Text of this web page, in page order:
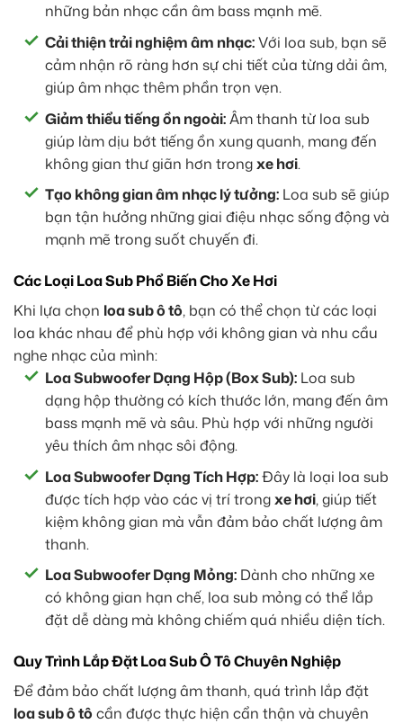
những bản nhạc cần âm bass mạnh mẽ.
Cải thiện trải nghiệm âm nhạc:Với loa sub, bạn sẽ
cảm nhận rõ ràng hơn sự chi tiết của từng dải âm,
giúp âm nhạc thêm phần trọn vẹn.
Giảm thiểu tiếng ồn ngoài:Âm thanh từ loa sub
giúp làm dịu bớt tiếng ồn xung quanh, mang đến
không gian thư giãn hơn trongxe hơi.
Tạo không gian âm nhạc lý tưởng: Loa sub sẽ giúp
bạn tận hưởng những giai điệu nhạc sống động và
mạnh mẽ trong suốt chuyến đi.
Các Loại Loa Sub Phổ Biến Cho Xe Hơi
Khi lựa chọn loa sub ô tô, bạn có thể chọn từ các loại
loa khác nhau để phù hợp với không gian và nhu cầu
nghe nhạc của mình:
Loa Subwoofer Dạng Hộp (Box Sub): Loa sub
dạng hộp thường có kích thước lớn, mang đến âm
bass mạnh mẽ và sâu. Phù hợp với những người
yêu thích âm nhạc sôi động.
Loa Subwoofer Dạng Tích Hợp:Đây là loại loa sub
được tích hợp vào các vị trí trongxe hơi, giúp tiết
kiệm không gian mà vẫn đảm bảo chất lượng âm
thanh.
Loa Subwoofer Dạng Mỏng: Dành cho những xe
có không gian hạn chế, loa sub mỏng có thể lắp
đặt dễ dàng mà không chiếm quá nhiều diện tích.
Quy Trình Lắp Đặt Loa Sub Ô Tô Chuyên Nghiệp
Để đảm bảo chất lượng âm thanh, quá trình lắp đặt
loa sub ô tô cần được thực hiện cẩn thận và chuyên